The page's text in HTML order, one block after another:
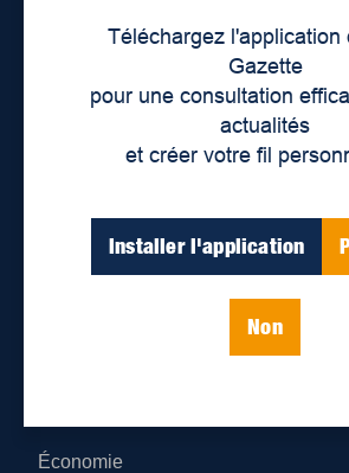
Téléchargez l'application
Gazette
pour une consultation
actualités
et créer votre fil
Installer l'application
Non
Lieux de distribution
Économie